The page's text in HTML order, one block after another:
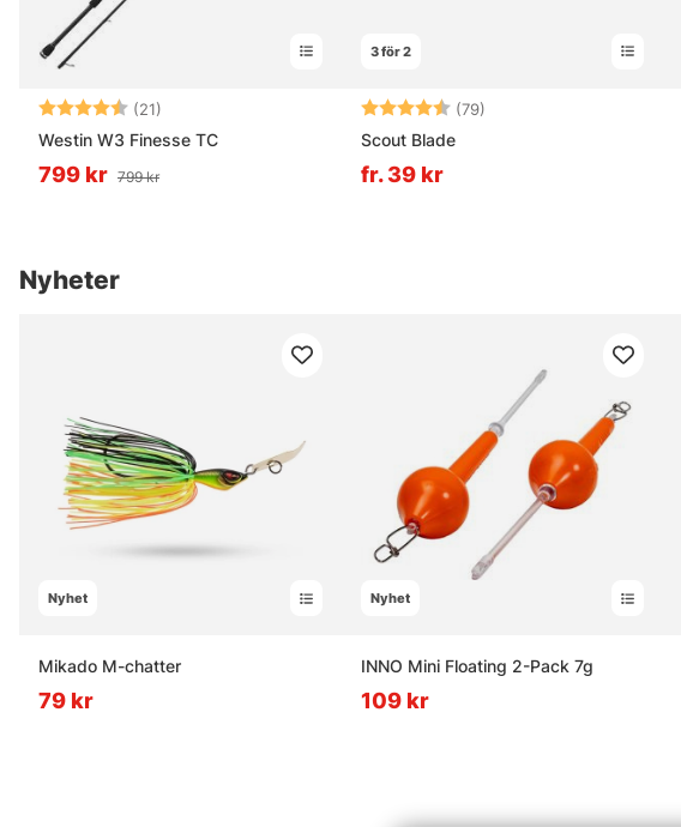
Betyg: (21)
Westin W3 Finesse TC
799 kr 799 kr
3 för 2
Betyg: (79)
Scout Blade
fr. 39 kr
Nyheter
Nyhet
Mikado M-chatter
79 kr
Nyhet
INNO Mini Floating 2-Pack 7g
109 kr